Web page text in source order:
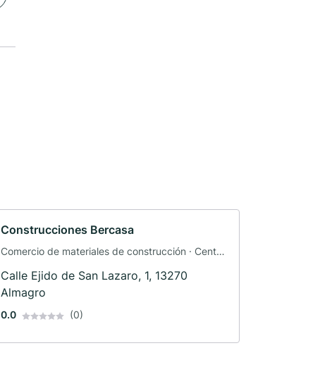
Construcciones Bercasa
Comercio de materiales de construcción · Centro
Calle Ejido de San Lazaro, 1, 13270
Almagro
0.0 (0)